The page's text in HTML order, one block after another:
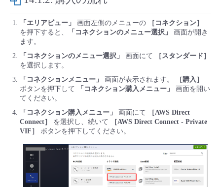
「エリアビュー」 画面左側のメニューの
［コネクション］
を押下すると、
「コネクションのメニュー選択」
画面が開き
ます。
「コネクションのメニュー選択」
画面にて
［スタンダード］
を選択します。
「コネクションメニュー」
画面が表示されます。
［購入］
ボタンを押下して
「コネクション購入メニュー」
画面を開い
てください。
「コネクション購入メニュー」
画面にて
［AWS Direct
Connect］
を選択し、続いて
［AWS Direct Connect - Private
VIF］
ボタンを押下してください。